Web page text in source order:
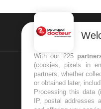
NEWSLETTER
Recevez toutes
infos santé
With our 225
(cookies, pixels in
partners, whether
or obtained later,
Processing this data
IP, postal addresses